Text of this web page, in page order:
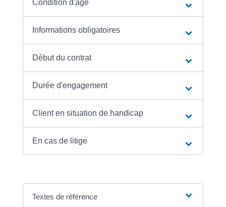
Condition d'âge
Informations obligatoires
Début du contrat
Durée d'engagement
Client en situation de handicap
En cas de litige
Textes de référence